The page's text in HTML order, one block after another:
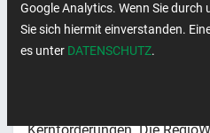
2022 veröffentlichte die
bundesweit erste
Ernährungswirtschaft. Die
Wertschöpfungszentren
Google Analytics. Wenn Sie durch
Sie sich hiermit einverstanden.
es unter DATENSCHUTZ.